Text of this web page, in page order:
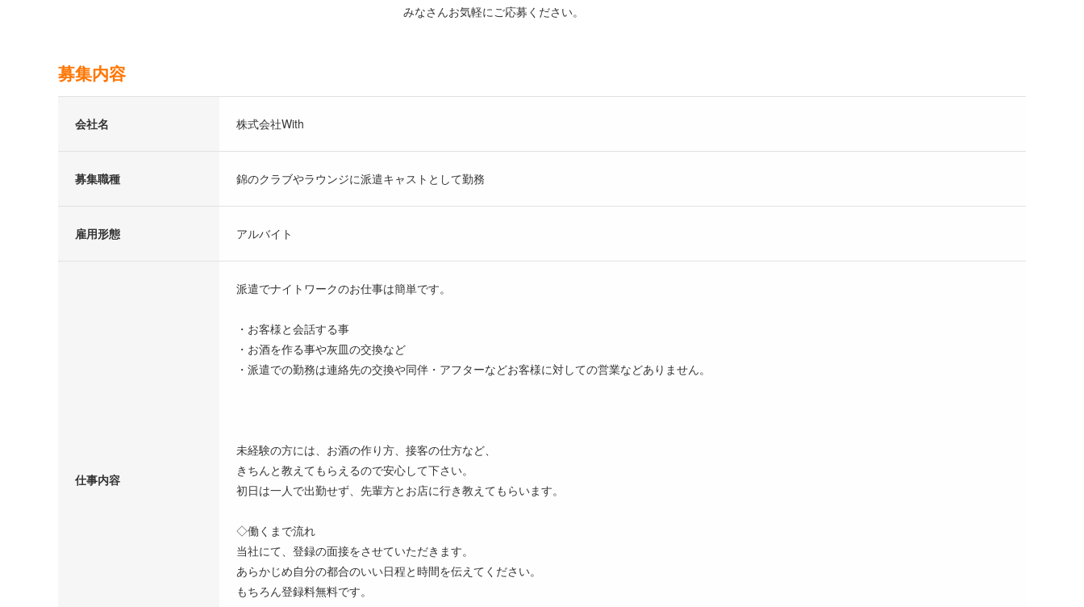
みなさんお気軽にご応募ください。
募集内容
会社名 株式会社With
募集職種 錦のクラブやラウンジに派遣キャストとして勤務
雇用形態 アルバイト
仕事内容
派遣でナイトワークのお仕事は簡単です。
・お客様と会話する事
・お酒を作る事や灰皿の交換など
・派遣での勤務は連絡先の交換や同伴・アフターなどお客様に対しての営業などありません。
未経験の方には、お酒の作り方、接客の仕方など、
きちんと教えてもらえるので安心して下さい。
​初日は一人で出勤せず、先輩方とお店に行き教えてもらいます。
◇働くまで流れ
当社にて、登録の面接をさせていただきます。
あらかじめ自分の都合のいい日程と時間を伝えてください。
もちろん登録料無料です。